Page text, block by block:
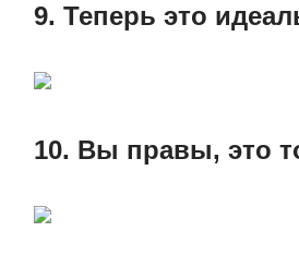
9. Теперь это
10. Вы правы, это